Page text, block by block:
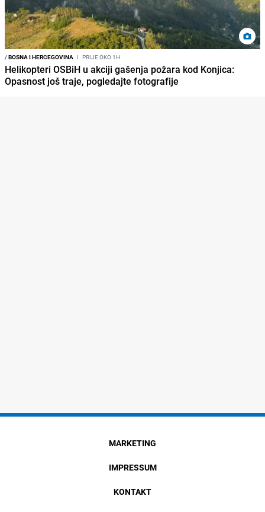
/BOSNA I HERCEGOVINA I PRIJE OKO 1H
Helikopteri OSBiH u akciji gašenja požara kod Konjica:
Opasnost još traje, pogledajte fotografije
MARKETING
IMPRESSUM
KONTAKT